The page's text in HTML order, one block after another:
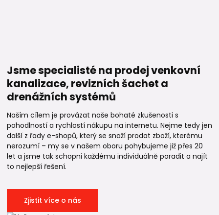
Jsme specialisté na prodej venkovní
kanalizace, revizních šachet a
drenážních systémů
Naším cílem je provázat naše bohaté zkušenosti s
pohodlností a rychlostí nákupu na internetu. Nejme tedy jen
další z řady e-shopů, který se snaží prodat zboží, kterému
nerozumí – my se v našem oboru pohybujeme již přes 20
let a jsme tak schopni každému individuálně poradit a najít
to nejlepší řešení.
Zjistit více o nás